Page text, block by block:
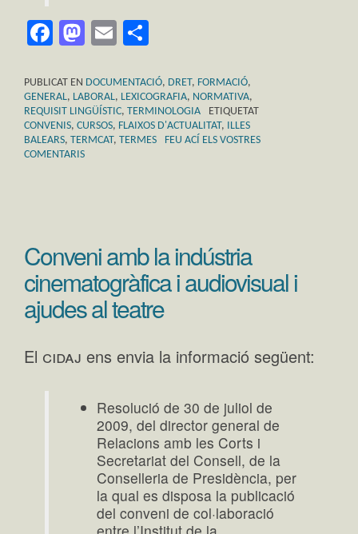
Facebook
Mastodon
Email
PUBLICAT EN DOCUMENTACIÓ, DRET, FORMACIÓ,
GENERAL, LABORAL, LEXICOGRAFIA, NORMATIVA,
REQUISIT LINGÜÍSTIC, TERMINOLOGIA
ETIQUETAT
CONVENIS, CURSOS, FLAIXOS D'ACTUALITAT, ILLES
BALEARS, TERMCAT, TERMES
FEU ACÍ ELS VOSTRES
COMENTARIS
Conveni amb la indústria
cinematogràfica i audiovisual i
ajudes al teatre
El cidaj ens envia la informació següent:
Resolució de 30 de juliol de
2009, del director general de
Relacions amb les Corts i
Secretariat del Consell, de la
Conselleria de Presidència, per
la qual es disposa la publicació
del conveni de col·laboració